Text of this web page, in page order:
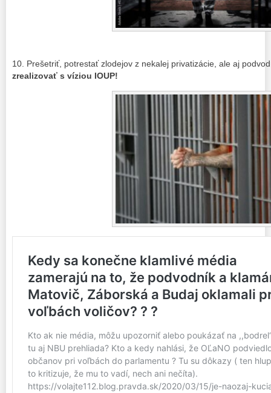
10. Prešetriť, potrestať zlodejov z nekalej privatizácie, ale aj
zrealizovať s víziou IOUP!